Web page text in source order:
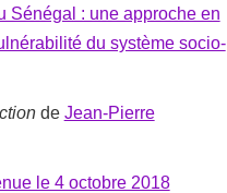
Sénégal : une approche en
du système socio-
de Jean-Pierre
le 4 octobre 2018